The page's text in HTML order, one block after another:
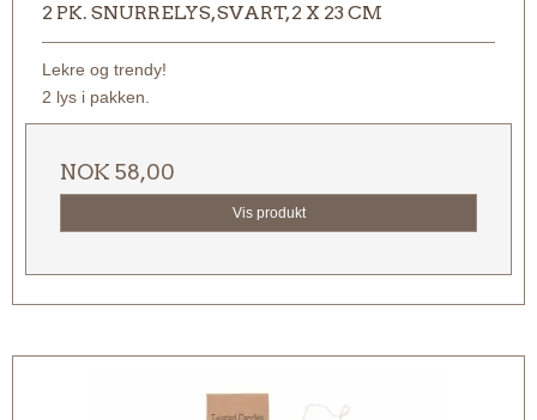
2 PK. SNURRELYS, SVART, 2 X 23 CM
Lekre og trendy!
2 lys i pakken.
NOK 58,00
Vis produkt